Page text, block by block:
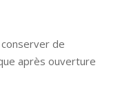
de
après ouverture